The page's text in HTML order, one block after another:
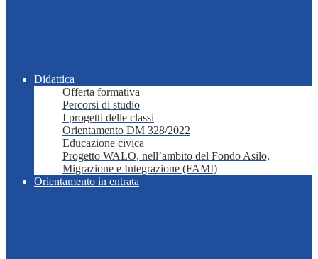
Didattica
Offerta formativa
Percorsi di studio
I progetti delle classi
Orientamento DM 328/2022
Educazione civica
Progetto WALO, nell’ambito del Fondo Asilo,
Migrazione e Integrazione (FAMI)
Orientamento in entrata